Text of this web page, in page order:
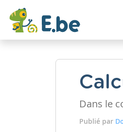
Dans le
Publié par